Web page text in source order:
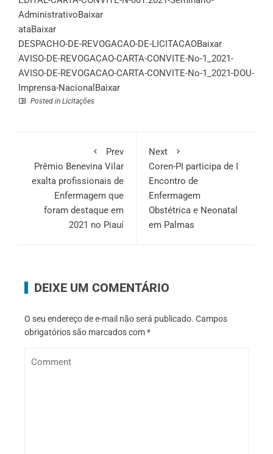
AdministrativoBaixar
ataBaixar
DESPACHO-DE-REVOGACAO-DE-LICITACAOBaixar
AVISO-DE-REVOGACAO-CARTA-CONVITE-No-1_2021-
AVISO-DE-REVOGACAO-CARTA-CONVITE-No-1_2021-DOU-
Imprensa-Nacional Baixar
Posted in Licitações
Prev
Prêmio Benevina Vilar
exalta profissionais de
Enfermagem que
foram destaque em
2021 no Piauí
Next
Coren-PI participa de I
Encontro de
Enfermagem
Obstétrica e Neonatal
em Palmas
DEIXE UM COMENTÁRIO
O seu endereço de e-mail não será publicado. Campos
obrigatórios são marcados com*